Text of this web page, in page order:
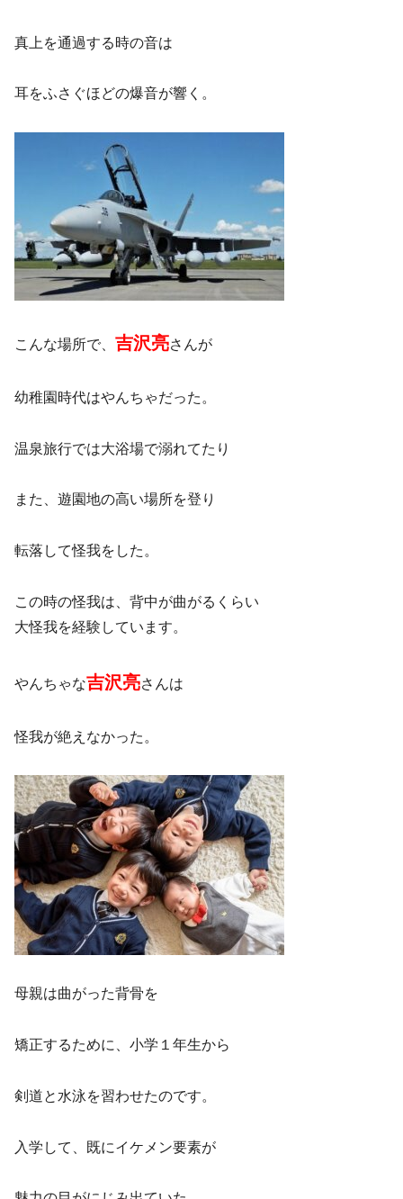
真上を通過する時の音は
耳をふさぐほどの爆音が響く。
こんな場所で、 吉沢亮さんが
幼稚園時代はやんちゃだった。
温泉旅行では大浴場で溺れてたり
また、遊園地の高い場所を登り
転落して怪我をした。
この時の怪我は、背中が曲がるくらい
大怪我を経験しています。
やんちゃな吉沢亮さんは
怪我が絶えなかった。
母親は曲がった背骨を
矯正するために、小学１年生から
剣道と水泳を習わせたのです。
入学して、既にイケメン要素が